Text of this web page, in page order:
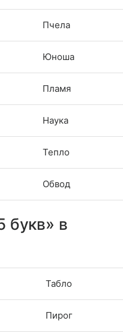
Пчела
Юноша
Пламя
Наука
Тепло
Обвод
букв» в
Табло
Пирог